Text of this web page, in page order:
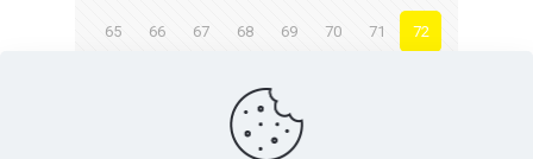
65 66 67 68 69 70 71 72
Next page